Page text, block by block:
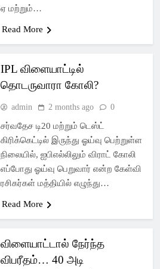
ஏ மற்றும்…
Read More
IPL விளையாட்டில்
தொடருவாரா கோலி?
admin 2 months ago 0
சர்வதேச டி20 மற்றும் டெஸ்ட்
கிரிக்கெட்டில் இருந்து ஓய்வு பெற்றுள்ள
நிலையில், ஐபிஎல்லிலும் விராட் கோலி
எப்போது ஓய்வு பெறுவார் என்ற கேள்வி
ரசிகர்கள் மத்தியில் எழுந்து…
Read More
விளையாட்டால் நேர்ந்த
விபரீதம்… 40 அடி